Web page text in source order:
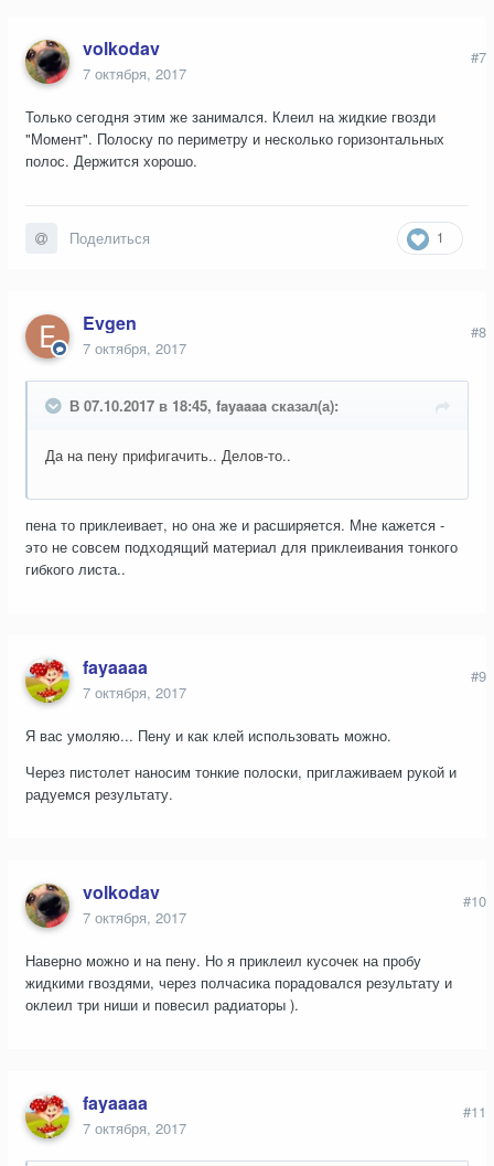
volkodav
7 октября, 2017
#7
Только сегодня этим же занимался. Клеил на жидкие гвозди
"Момент". Полоску по периметру и несколько горизонтальных
полос. Держится хорошо.
1
Поделиться
Evgen
7 октября, 2017
#8
В 07.10.2017 в 18:45, fayaaaa сказал(а):
Да на пену прифигачить.. Делов-то..
пена то приклеивает, но она же и расширяется. Мне кажется -
это не совсем подходящий материал для приклеивания тонкого
гибкого листа..
fayaaaa
7 октября, 2017
#9
Я вас умоляю... Пену и как клей использовать можно.
Через пистолет наносим тонкие полоски, приглаживаем рукой и
радуемся результату.
volkodav
7 октября, 2017
#10
Наверно можно и на пену. Но я приклеил кусочек на пробу
жидкими гвоздями, через полчасика порадовался результату и
оклеил три ниши и повесил радиаторы ).
fayaaaa
7 октября, 2017
#11